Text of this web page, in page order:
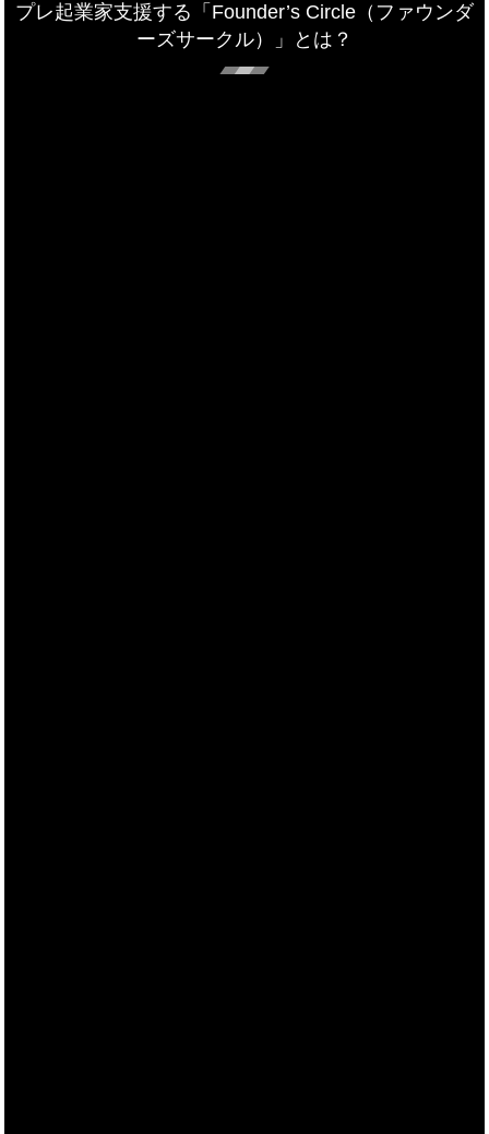
プレ起業家支援する「Founder’s Circle（ファウンダ
ーズサークル）」とは？